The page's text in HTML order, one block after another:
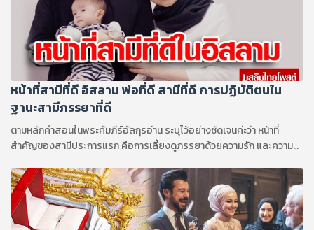
หน้าที่สามีที่ดี อิสลาม พ่อที่ดี สามีที่ดี การปฏิบัติตนใน
ฐานะสามีภรรยาที่ดี
ตามหลักคำสอนในพระคัมภีร์อัลกุรอ่าน ระบุไว้อย่างชัดเจนค่ะว่า หน้าที่
สำคัญของสามีประการแรก คือการเลี้ยงดูภรรยาด้วยความรัก และความ